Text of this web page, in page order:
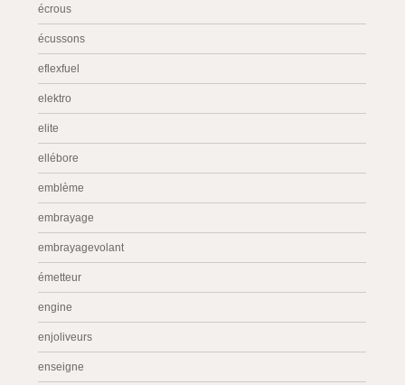
écrous
écussons
eflexfuel
elektro
elite
ellébore
emblème
embrayage
embrayagevolant
émetteur
engine
enjoliveurs
enseigne